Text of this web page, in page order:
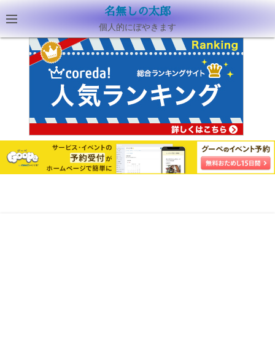
名無しの太郎
個人的にぼやきます